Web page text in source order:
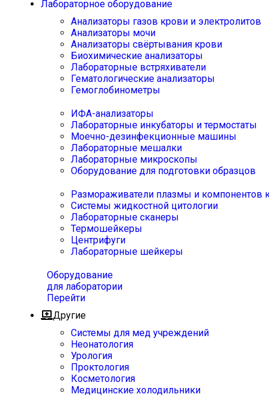
Лабораторное оборудование
Анализаторы газов крови и электролитов
Анализаторы мочи
Анализаторы свёртывания крови
Биохимические анализаторы
Лабораторные встряхиватели
Гематологические анализаторы
Гемоглобинометры
ИФА-анализаторы
Лабораторные инкубаторы и термостаты
Моечно-дезинфекционные машины
Лабораторные мешалки
Лабораторные микроскопы
Оборудование для подготовки образцов
Размораживатели плазмы и компонентов
Системы жидкостной цитологии
Лабораторные сканеры
Термошейкеры
Центрифуги
Лабораторные шейкеры
Оборудование
для лаборатории
Перейти
Другие
Системы для мед учреждений
Неонатология
Урология
Проктология
Косметология
Медицинские холодильники